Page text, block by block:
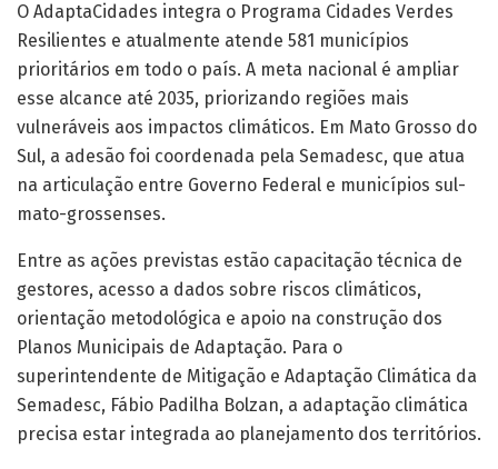
O AdaptaCidades integra o Programa Cidades Verdes
Resilientes e atualmente atende 581 municípios
prioritários em todo o país. A meta nacional é ampliar
esse alcance até 2035, priorizando regiões mais
vulneráveis aos impactos climáticos. Em Mato Grosso do
Sul, a adesão foi coordenada pela Semadesc, que atua
na articulação entre Governo Federal e municípios sul-
mato-grossenses.
Entre as ações previstas estão capacitação técnica de
gestores, acesso a dados sobre riscos climáticos,
orientação metodológica e apoio na construção dos
Planos Municipais de Adaptação. Para o
superintendente de Mitigação e Adaptação Climática da
Semadesc, Fábio Padilha Bolzan, a adaptação climática
precisa estar integrada ao planejamento dos territórios.